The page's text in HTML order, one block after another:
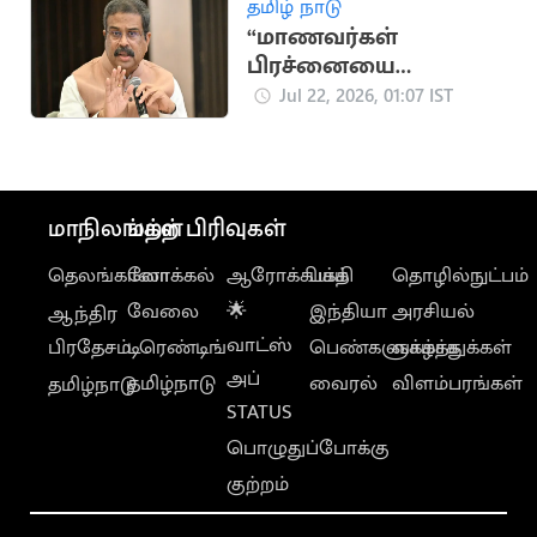
“மாணவர்கள்
பிரச்னையை
விவாதிக்க தயார்”..
Jul 22, 2026, 01:07 IST
மாநிலங்கள்
தெலங்கானா
ஆந்திர
பிரதேசம்
தமிழ்நாடு
மற்ற பிரிவுகள்
லோக்கல்
வேலை
டிரெண்டிங்
தமிழ்நாடு
ஆரோக்கியம்
🌟
வாட்ஸ்
அப்
STATUS
பொழுதுப்போக்கு
குற்றம்
பக்தி
இந்தியா
பெண்களுக்காக
வைரல்
தொழில்நுட்பம்
அரசியல்
வாழ்த்துக்கள்
விளம்பரங்கள்